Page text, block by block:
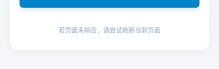
若页面未响应，请尝试刷新当前页面